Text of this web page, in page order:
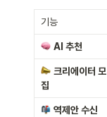
기능
AI 추천
크리에이터 모
집
역제안 수신